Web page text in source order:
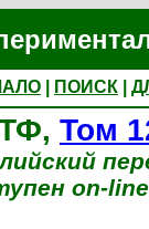
ПОИСК
Том
on-